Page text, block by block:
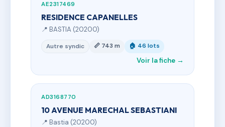
AE2317469
RESIDENCE CAPANELLES
📍 BASTIA (20200)
Autre syndic 📏 743 m 🏠 46 lots
Voir la fiche →
AD3168770
10 AVENUE MARECHAL SEBASTIANI
📍 Bastia (20200)